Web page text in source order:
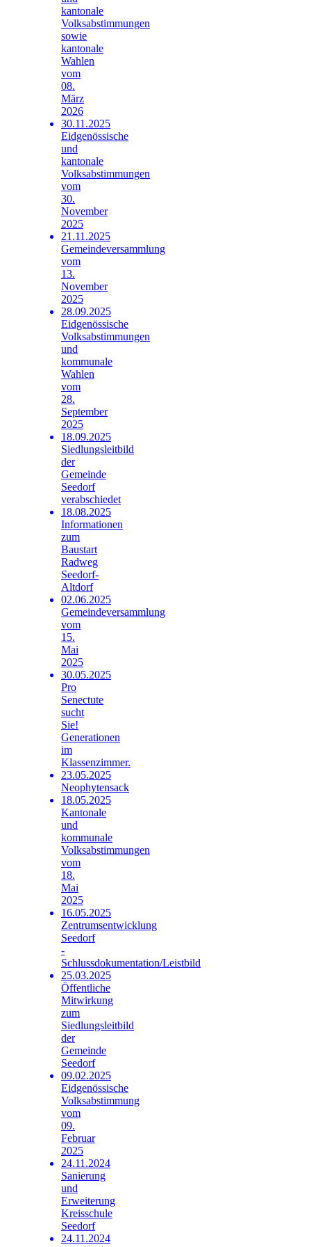
kantonale
Volksabstimmungen
sowie
kantonale
Wahlen
vom
08.
März
2026
30.11.2025
Eidgenössische
und
kantonale
Volksabstimmungen
vom
30.
November
2025
21.11.2025
Gemeindeversammlung
vom
13.
November
2025
28.09.2025
Eidgenössische
Volksabstimmungen
und
kommunale
Wahlen
vom
28.
September
2025
18.09.2025
Siedlungsleitbild
der
Gemeinde
Seedorf
verabschiedet
18.08.2025
Informationen
zum
Baustart
Radweg
Seedorf-
Altdorf
02.06.2025
Gemeindeversammlung
vom
15.
Mai
2025
30.05.2025
Pro
Senectute
sucht
Sie!
Generationen
im
Klassenzimmer.
23.05.2025
Neophytensack
18.05.2025
Kantonale
und
kommunale
Volksabstimmungen
vom
18.
Mai
2025
16.05.2025
Zentrumsentwicklung
Seedorf
-
Schlussdokumentation/Leistbild
25.03.2025
Öffentliche
Mitwirkung
zum
Siedlungsleitbild
der
Gemeinde
Seedorf
09.02.2025
Eidgenössische
Volksabstimmung
vom
09.
Februar
2025
24.11.2024
Sanierung
und
Erweiterung
Kreisschule
Seedorf
24.11.2024